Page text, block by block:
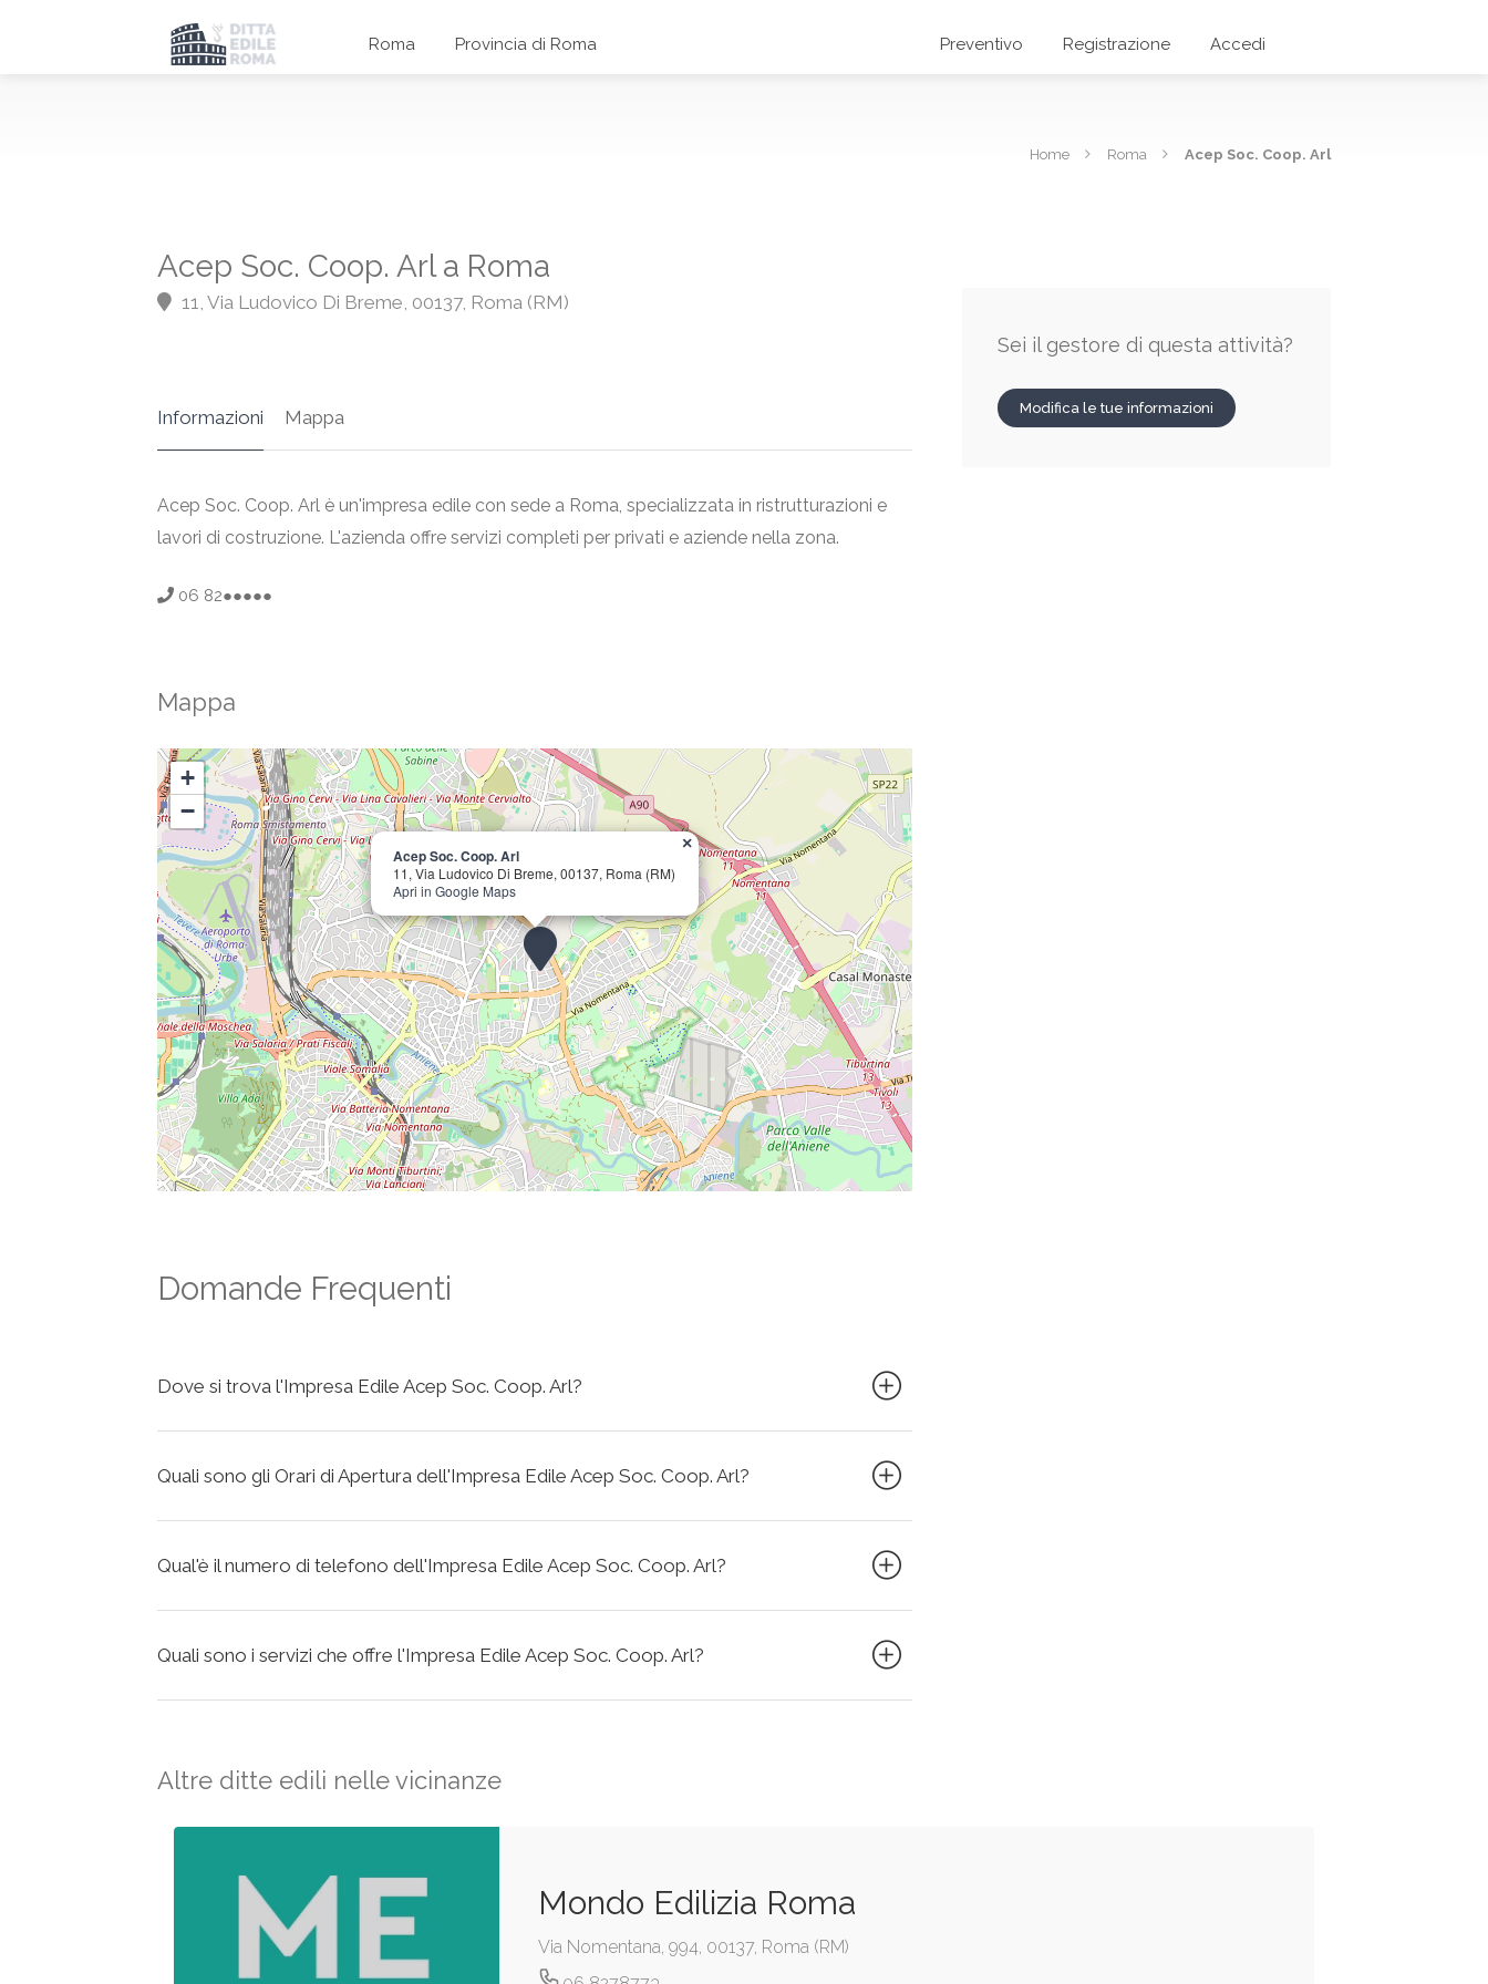
Roma Provincia di Roma Preventivo Registrazione Accedi
Home Roma Acep Soc. Coop. Arl
Acep Soc. Coop. Arl a Roma
11, Via Ludovico Di Breme, 00137, Roma (RM)
Informazioni Mappa
Acep Soc. Coop. Arl è un'impresa edile con sede a Roma, specializzata in ristrutturazioni e
lavori di costruzione. L'azienda offre servizi completi per privati e aziende nella zona.
06 82●●●●●
Mappa
Acep Soc. Coop. Arl
11, Via Ludovico Di Breme, 00137, Roma (RM)
Apri in Google Maps
×
+
−
Domande Frequenti
Dove si trova l'Impresa Edile Acep Soc. Coop. Arl?
Quali sono gli Orari di Apertura dell'Impresa Edile Acep Soc. Coop. Arl?
Qual'è il numero di telefono dell'Impresa Edile Acep Soc. Coop. Arl?
Quali sono i servizi che offre l'Impresa Edile Acep Soc. Coop. Arl?
Sei il gestore di questa attività?
Modifica le tue informazioni
Altre ditte edili nelle vicinanze
Mondo Edilizia Roma
Via Nomentana, 994, 00137, Roma (RM)